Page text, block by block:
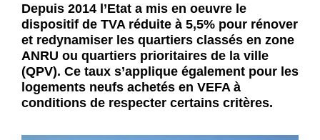
Depuis 2014 l’Etat a mis en oeuvre le
dispositif de TVA réduite à 5,5% pour rénover
et redynamiser les quartiers classés en zone
ANRU ou quartiers prioritaires de la ville
(QPV). Ce taux s’applique également pour les
logements neufs achetés en VEFA à
conditions de respecter certains critères.